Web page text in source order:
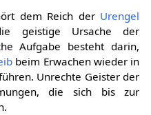
dem Reich der Urengel
geistige Ursache der
Aufgabe besteht darin,
beim Erwachen wieder in
Unrechte Geister der
die sich bis zur